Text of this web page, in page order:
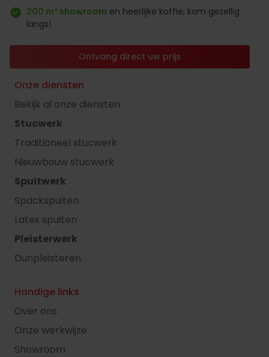
200 m² showroom en heerlijke koffie, kom gezellig
langs!
Ontvang direct uw prijs
Onze diensten
Bekijk al onze diensten
Stucwerk
Traditioneel stucwerk
Nieuwbouw stucwerk
Spuitwerk
Spackspuiten
Latex spuiten
Pleisterwerk
Dunpleisteren
Handige links
Over ons
Onze werkwijze
Showroom